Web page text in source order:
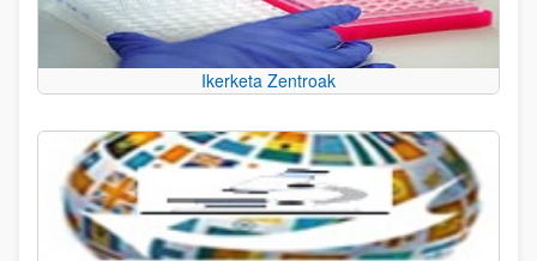
Ikerketa Zentroak